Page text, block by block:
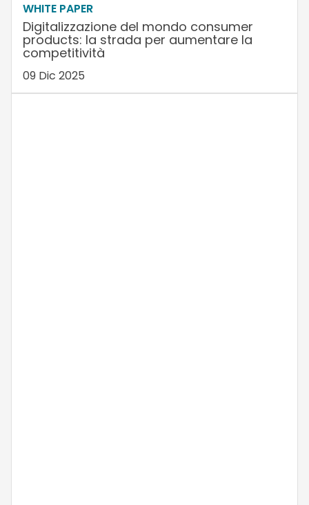
WHITE PAPER
Digitalizzazione del mondo consumer
products: la strada per aumentare la
competitività
09 Dic 2025